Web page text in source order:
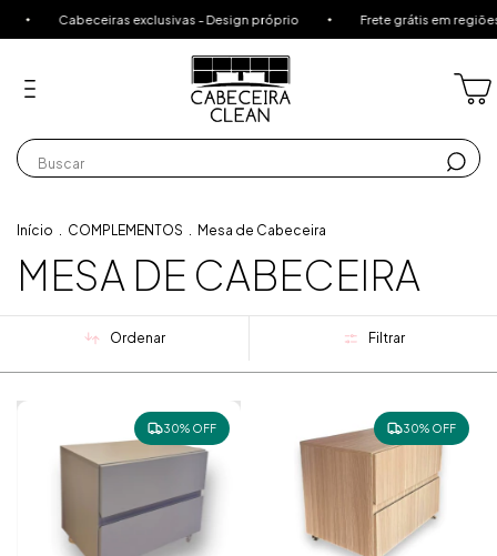
Cabeceiras exclusivas - Design próprio Frete grátis em regiões
Início . COMPLEMENTOS . Mesa de Cabeceira
MESA DE CABECEIRA
Ordenar Filtrar
30% OFF 30% OFF